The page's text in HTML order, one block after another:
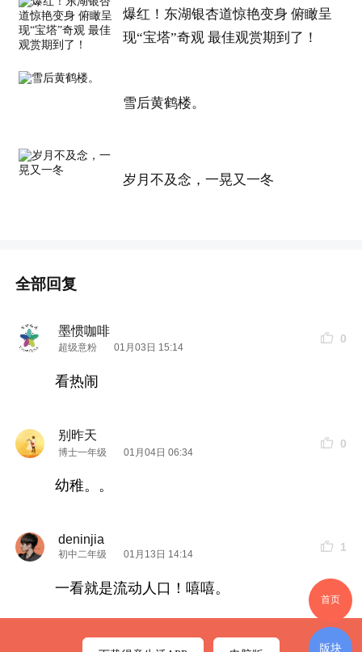
爆红！东湖银杏道惊艳变身 俯瞰呈
现“宝塔”奇观 最佳观赏期到了！
雪后黄鹤楼。
岁月不及念，一晃又一冬
全部回复
墨惯咖啡
超级意粉 01月03日 15:14
0
看热闹
别昨天
博士一年级 01月04日 06:34
0
幼稚。。
deninjia
初中二年级 01月13日 14:14
1
一看就是流动人口！嘻嘻。
首页
版块